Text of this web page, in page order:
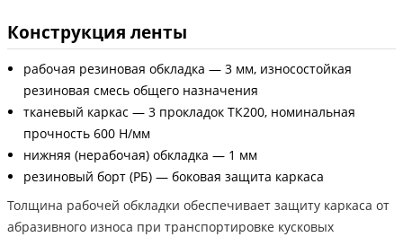
Конструкция ленты
рабочая резиновая обкладка — 3 мм, износостойкая
резиновая смесь общего назначения
тканевый каркас — 3 прокладок ТК200, номинальная
прочность 600 Н/мм
нижняя (нерабочая) обкладка — 1 мм
резиновый борт (РБ) — боковая защита каркаса
Толщина рабочей обкладки обеспечивает защиту каркаса от
абразивного износа при транспортировке кусковых